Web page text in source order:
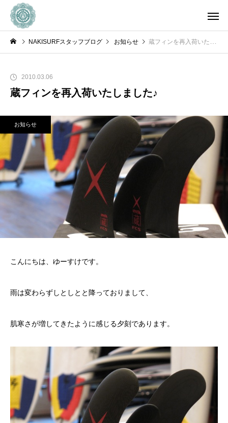
NAKISURFスタッフブログ お知らせ 蔵フィンを再入荷いたしました♪
2010.03.06
蔵フィンを再入荷いたしました♪
お知らせ
こんにちは、ゆーすけです。
雨は変わらずしとしとと降っておりまして、
肌寒さが増してきたように感じる夕刻であります。